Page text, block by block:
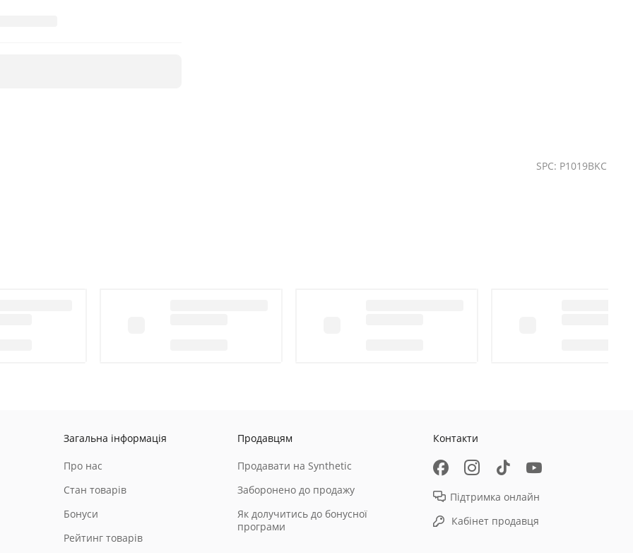
SPC: P1019BKC
Загальна інформація
Про нас
Стан товарів
Бонуси
Рейтинг товарів
Продавцям
Продавати на Synthetic
Заборонено до продажу
Як долучитись до бонусної
програми
Контакти
Підтримка онлайн
Кабінет продавця